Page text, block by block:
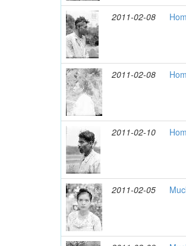
2011-02-08
2011-02-08
2011-02-10
2011-02-05